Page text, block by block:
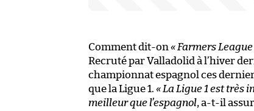
Comment dit-on « Farmers League
Recruté par Valladolid à l’hiver
championnat espagnol ces
que la Ligue 1. « La Ligue 1 est très
meilleur que l’espagnol, a-t-il